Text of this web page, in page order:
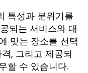
특성과 분위기를
되는 서비스와 대
맞는 장소를 선택
, 그리고 제공되
할 수 있습니다.